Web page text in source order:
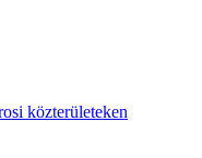
közterületeken